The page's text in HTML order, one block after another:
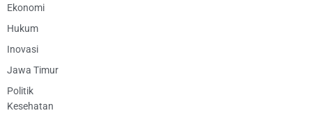
Ekonomi
Hukum
Inovasi
Jawa Timur
Politik
Kesehatan